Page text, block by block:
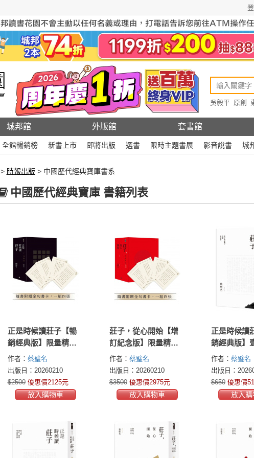
吳毅平 原創
城邦館 外版館 套書館
全館暢銷榜 新書上市 即將出版 選書 限時主題書展 影音說書 城
> 時報出版 > 中國歷代經典寶庫書系
中國歷代經典寶庫 書籍列表
正是時候讀莊子【暢
銷經典版】限量精裝
套書1-3冊，不分售
（隨書贈送金句書
卡，一組四張）
作者： 蔡璧名
出版日：20260210
$2500 優惠價2125元
放入購物車
莊子，從心開始【增
訂紀念版】限量精裝
套書1-4冊，不分售
（隨書附贈金句書
卡，一組四張）
作者： 蔡璧名
出版日：20260210
$3500 優惠價2975元
放入購物車
正是時候讀
銷經典版】
的姿勢、意
作者： 蔡璧名
出版日：
$650 優惠價
放入購